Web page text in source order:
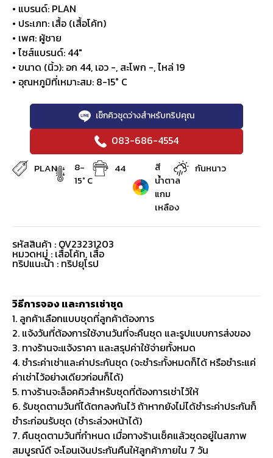
• แบรนด์: PLAN
• ประเภท: เสื้อ (เสื้อโค้ท)
• เพศ: ผู้ชาย
• ไซส์แบรนด์: 44″
• ขนาด (นิ้ว): อก 44, เอว -, สะโพก -, ไหล่ 19
• อุณหภูมิที่เหมาะสม: 8-15° C
เช็กคิวชุดว่างสำหรับทริปคุณ
083-686-4554
PLAN
8-
15° C
44
สี
น้ำตาล
แกม
เหลือง
กันหนาว
รหัสสินค้า : OV23231203
หมวดหมู่ : เสื้อโค้ท, เสื้อ
ทริปแนะนำ : ทริปยุโรป
วิธีการจอง และการเช่าชุด
1. ลูกค้าเลือกแบบชุดที่ลูกค้าต้องการ
2. แจ้งวันที่ต้องการใช้งานวันที่จะคืนชุด และรูปแบบการส่งของ
3. ทางร้านจะแจ้งราคา และสรุปค่าใช้จ่ายทั้งหมด
4. ชำระค่าเช่าและค่าประกันชุด (จะชำระทั้งหมดก็ได้ หรือชำระแค่
ค่าเช่าไว้อย่างเดียวก่อนก็ได้)
5. ทางร้านจะล็อคคิวสำหรับชุดที่ต้องการเช่าไว้ให้
6. รับชุดตามวันที่ได้ตกลงกันไว้ ถ้าหากยังไม่ได้ชำระค่าประกันก็
ชำระก่อนรับชุด (ชำระล่วงหน้าได้)
7. คืนชุดตามวันที่กำหนด เมื่อทางร้านเช็คแล้วชุดอยู่ในสภาพ
สมบูรณ์ดี จะโอนเงินประกันคืนให้ลูกค้าภายใน 7 วัน